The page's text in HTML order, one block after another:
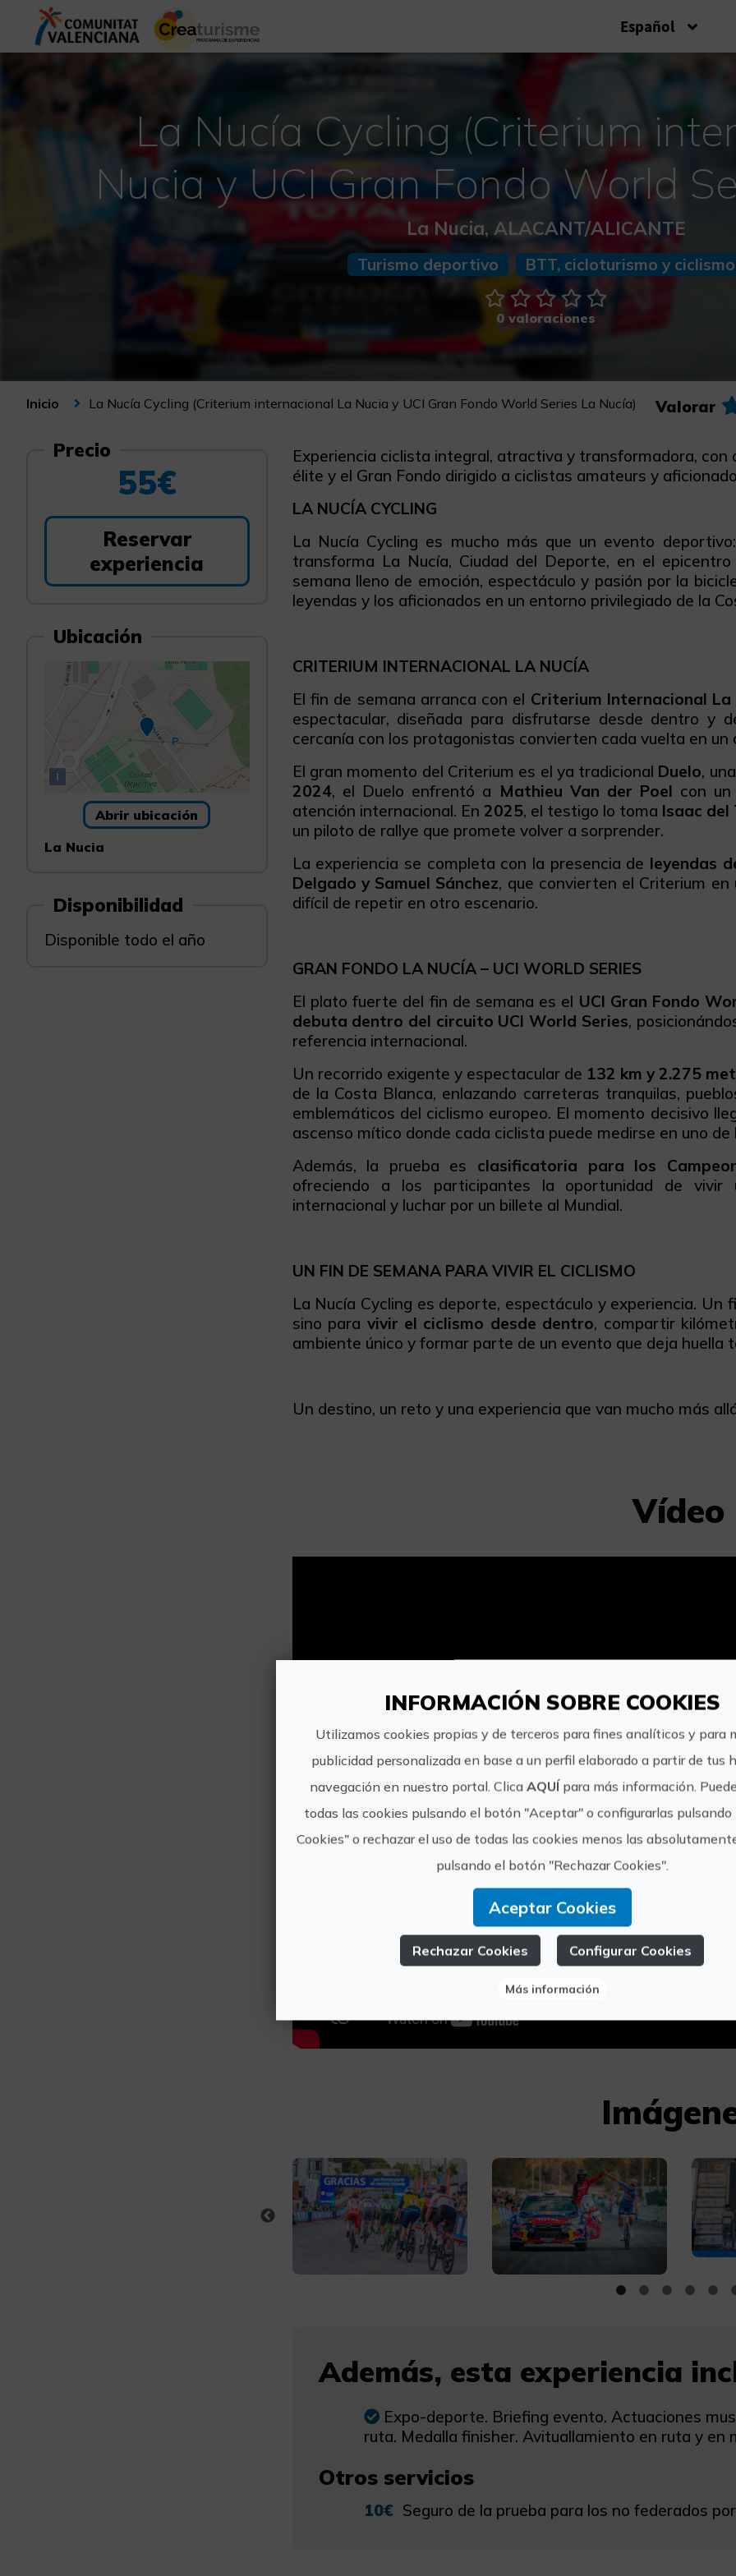
Español
La Nucía Cycling (Criterium
Nucia y UCI Gran Fondo World
La Nucia, ALACANT/ALICANTE
Turismo deportivo BTT, cicloturismo y ciclismo
0 valoraciones
Valorar
Inicio La Nucía Cycling (Criterium internacional La Nucia y UCI Gran Fondo World Series La Nucía)
Precio
55€
Reservar
experiencia
Ubicación
i
Abrir ubicación
La Nucia
Disponibilidad
Disponible todo el año
Experiencia ciclista integral, atractiva y transformadora, con
élite y el Gran Fondo dirigido a ciclistas amateurs y
LA NUCÍA CYCLING
La Nucía Cycling es mucho más que un evento
transforma La Nucía, Ciudad del Deporte, en el
semana lleno de emoción, espectáculo y pasión por la
leyendas y los aficionados en un entorno privilegiado de la
CRITERIUM INTERNACIONAL LA NUCÍA
El fin de semana arranca con el Criterium Internacional La
espectacular, diseñada para disfrutarse desde dentro y
cercanía con los protagonistas convierten cada vuelta en
El gran momento del Criterium es el ya tradicional Duelo,
2024, el Duelo enfrentó a Mathieu Van der Poel con
atención internacional. En 2025, el testigo lo toma Isaac del
un piloto de rallye que promete volver a sorprender.
La experiencia se completa con la presencia de leyendas
Delgado y Samuel Sánchez, que convierten el Criterium
difícil de repetir en otro escenario.
GRAN FONDO LA NUCÍA – UCI WORLD SERIES
El plato fuerte del fin de semana es el UCI Gran Fondo
debuta dentro del circuito UCI World Series,
referencia internacional.
Un recorrido exigente y espectacular de 132 km y 2.275
de la Costa Blanca, enlazando carreteras tranquilas,
emblemáticos del ciclismo europeo. El momento decisivo
ascenso mítico donde cada ciclista puede medirse en uno
Además, la prueba es clasificatoria para los
ofreciendo a los participantes la oportunidad de vivir
internacional y luchar por un billete al Mundial.
UN FIN DE SEMANA PARA VIVIR EL CICLISMO
La Nucía Cycling es deporte, espectáculo y experiencia.
sino para vivir el ciclismo desde dentro, compartir
ambiente único y formar parte de un evento que deja
Un destino, un reto y una experiencia que van mucho más
Vídeo
Además, esta experiencia
Expo-deporte. Briefing evento. Actuaciones
ruta. Medalla finisher. Avituallamiento en ruta y en
Otros servicios
10€ Seguro de la prueba para los no federados
INFORMACIÓN SOBRE COOKIES
Utilizamos cookies propias y de terceros para fines analíticos y para
publicidad personalizada en base a un perfil elaborado a partir de tus
navegación en nuestro portal. Clica AQUÍ para más información.
todas las cookies pulsando el botón "Aceptar" o configurarlas pulsando
Cookies" o rechazar el uso de todas las cookies menos las
pulsando el botón "Rechazar Cookies".
Aceptar Cookies
Rechazar Cookies Configurar Cookies
Más información